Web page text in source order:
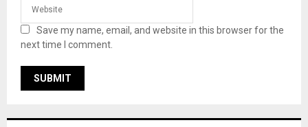
Save my name, email, and website in this browser for the
next time I comment.